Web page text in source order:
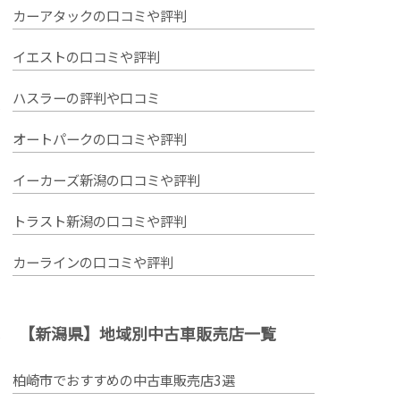
カーアタックの口コミや評判
イエストの口コミや評判
ハスラーの評判や口コミ
オートパークの口コミや評判
イーカーズ新潟の口コミや評判
トラスト新潟の口コミや評判
カーラインの口コミや評判
【新潟県】地域別中古車販売店一覧
柏崎市でおすすめの中古車販売店3選